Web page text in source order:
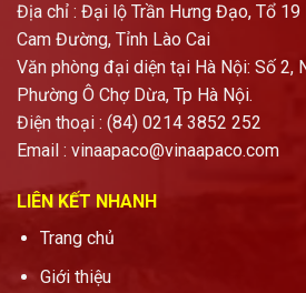
Địa chỉ : Đại lộ Trần Hưng Đạo, Tổ 19
Cam Đường, Tỉnh Lào Cai
Văn phòng đại diện tại Hà Nội: Số 2,
Phường Ô Chợ Dừa, Tp Hà Nội.
Điện thoại : (84) 0214 3852 252
Email : vinaapaco@vinaapaco.com
LIÊN KẾT NHANH
Trang chủ
Giới thiệu